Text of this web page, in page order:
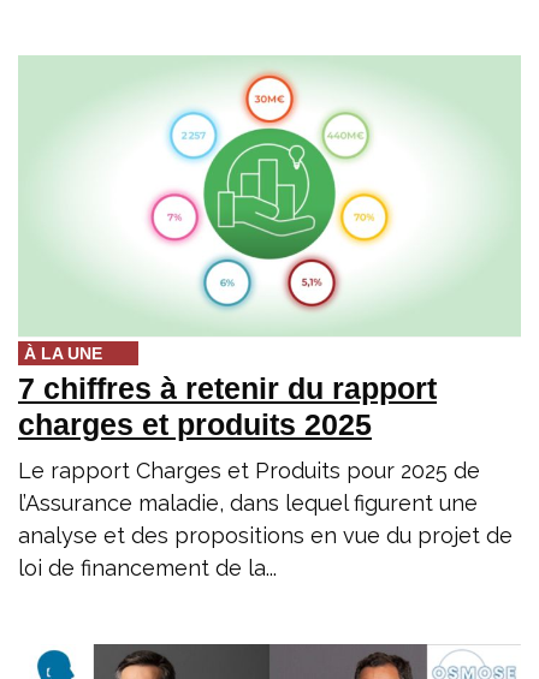
À LA UNE
7 chiffres à retenir du rapport
charges et produits 2025
Le rapport Charges et Produits pour 2025 de
l’Assurance maladie, dans lequel figurent une
analyse et des propositions en vue du projet de
loi de financement de la...